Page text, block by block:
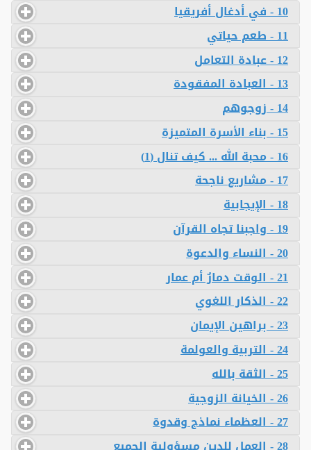
10 - في أدغال أفريقيا
11 - طعم حياتي
12 - عبادة التعامل
13 - العبادة المفقودة
14 - زوجوهم
15 - بناء الأسرة المتميزة
16 - محبة الله ... كيف تنال (1)
17 - مشاريع ناجحة
18 - الإيجابية
19 - واجبنا تجاه القرآن
20 - النساء والدعوة
21 - الوقت دمارٌ أم عمار
22 - الذكار اللغوي
23 - براهين الإيمان
24 - التربية والعولمة
25 - الثقة بالله
26 - الخيانة الزوجية
27 - العظماء نماذج وقدوة